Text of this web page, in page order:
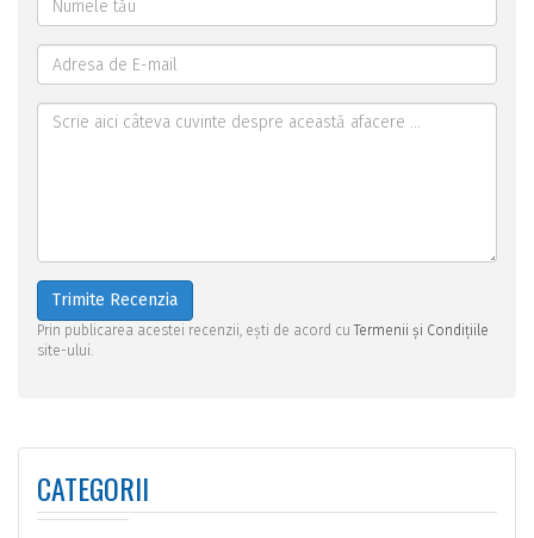
Trimite Recenzia
Prin publicarea acestei recenzii, ești de acord cuTermenii și Condițiile
site-ului.
CATEGORII